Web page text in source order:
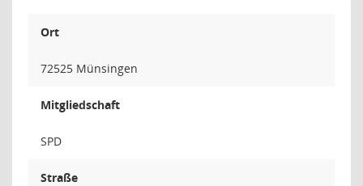
Ort
72525 Münsingen
Mitgliedschaft
SPD
Straße